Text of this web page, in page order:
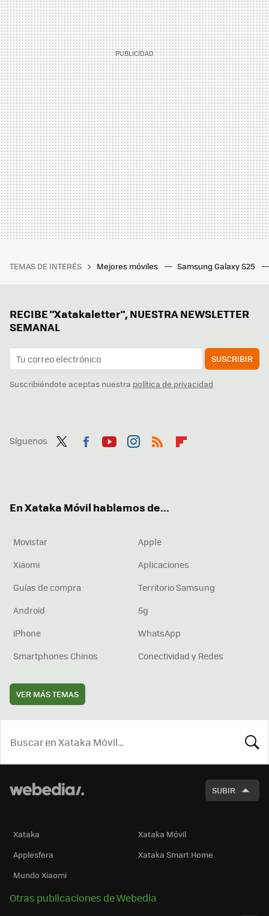
TEMAS DE INTERÉS Mejores móviles Samsung Galaxy S25
RECIBE "Xatakaletter", NUESTRA NEWSLETTER
SEMANAL
SUSCRIBIR
Suscribiéndote aceptas nuestra política de privacidad
Síguenos
En Xataka Móvil hablamos de...
Movistar
Apple
Xiaomi
Aplicaciones
Guías de compra
Territorio Samsung
Android
5g
iPhone
WhatsApp
Smartphones Chinos
Conectividad y Redes
VER MÁS TEMAS
SUBIR
Xataka
Xataka Móvil
Applesfera
Xataka Smart Home
Mundo Xiaomi
Otras publicaciones de Webedia